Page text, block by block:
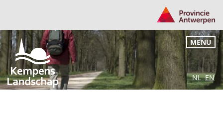
NL EN
MENU